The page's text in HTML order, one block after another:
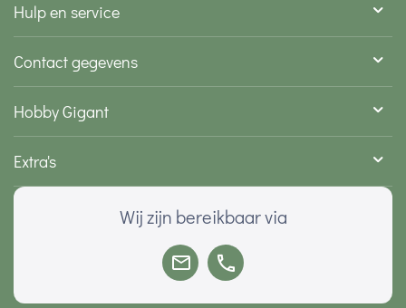
Hulp en service
Contact gegevens
Hobby Gigant
Extra's
Wij zijn bereikbaar via